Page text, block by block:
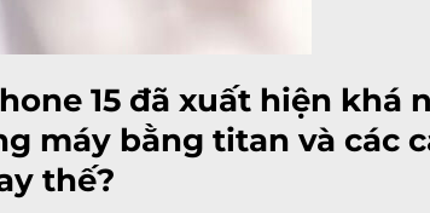
15 đã xuất hiện khá
máy bằng titan và các
thế?